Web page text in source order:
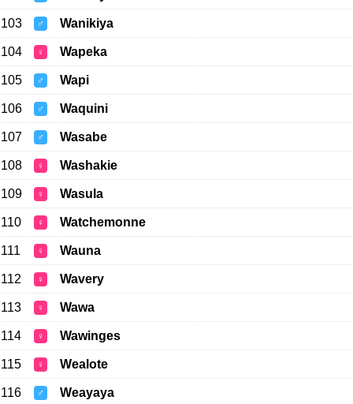
103 ♂ Wanikiya
104 ♀ Wapeka
105 ♂ Wapi
106 ♂ Waquini
107 ♂ Wasabe
108 ♀ Washakie
109 ♀ Wasula
110 ♀ Watchemonne
111 ♀ Wauna
112 ♀ Wavery
113 ♀ Wawa
114 ♀ Wawinges
115 ♀ Wealote
116 ♂ Weayaya